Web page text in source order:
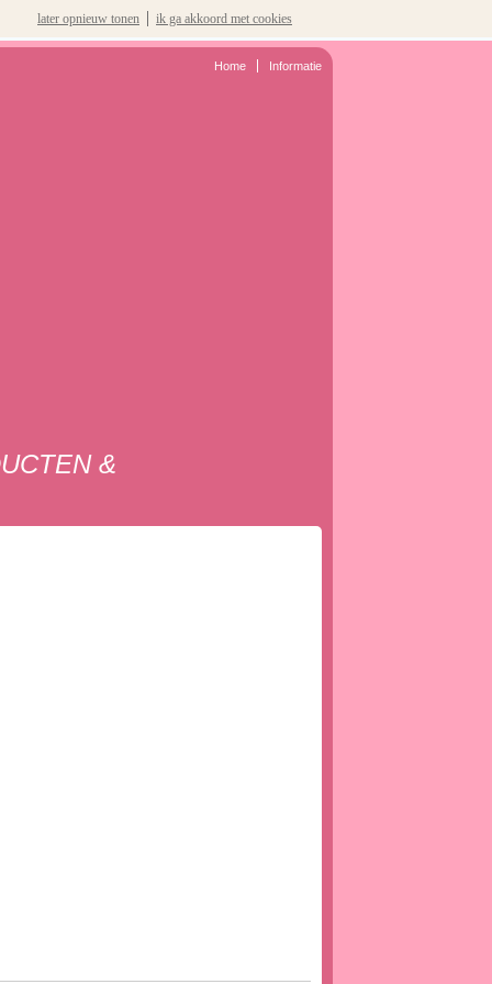
Home Informatie
&
later opnieuw tonen ik ga akkoord met cookies